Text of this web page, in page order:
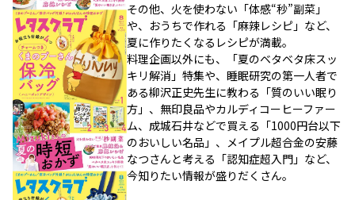
その他、火を使わない「体感“秒”副菜」
や、おうちで作れる「麻辣レシピ」など、
夏に作りたくなるレシピが満載。
料理企画以外にも、「夏のベタベタ床スッ
キリ解消」特集や、睡眠研究の第一人者で
ある柳沢正史先生に教わる「質のいい眠り
方」、無印良品やカルディコーヒーファー
ム、成城石井などで買える「1000円台以下
のおいしい名品」、メイプル超合金の安藤
なつさんと考える「認知症超入門」など、
今知りたい情報が盛りだくさん。